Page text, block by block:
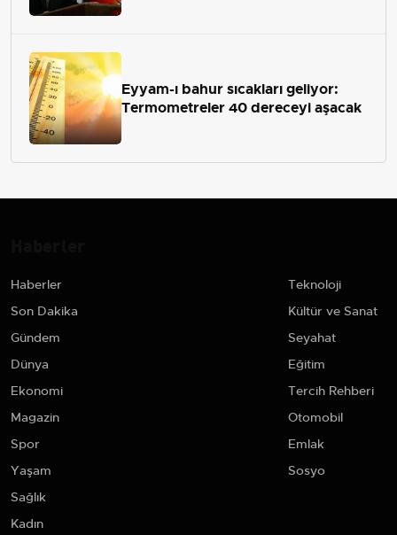
Eyyam-ı bahur sıcakları geliyor:
Termometreler 40 dereceyi aşacak
Haberler
Son Dakika
Gündem
Dünya
Ekonomi
Magazin
Spor
Yaşam
Sağlık
Kadın
Teknoloji
Kültür ve Sanat
Seyahat
Eğitim
Tercih Rehberi
Otomobil
Emlak
Sosyo